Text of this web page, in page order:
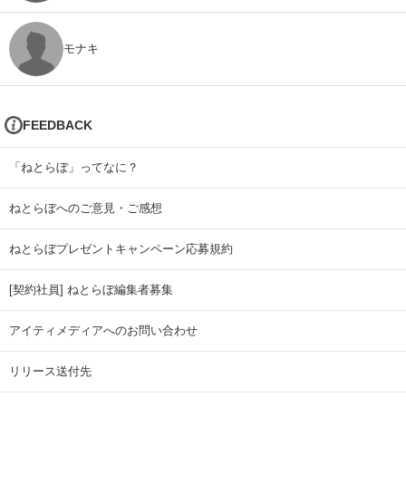
モナキ
FEEDBACK
「ねとらぼ」ってなに？
ねとらぼへのご意見・ご感想
ねとらぼプレゼントキャンペーン応募規約
[契約社員] ねとらぼ編集者募集
アイティメディアへのお問い合わせ
リリース送付先